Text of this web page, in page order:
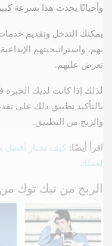
وأحيانًا يحدث هذا بسرعة
يمكنك التدخل وتقديم
بهم، واستراتيجيتهم
تعرض عليهم.
لذلك إذا كانت لديك
والربح من التطبيق.
اقرأ أيضًا: كيف تختار أفضل
لعملك
الربح من تيك توك